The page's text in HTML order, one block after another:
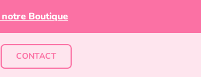
Boutique
CONTACT